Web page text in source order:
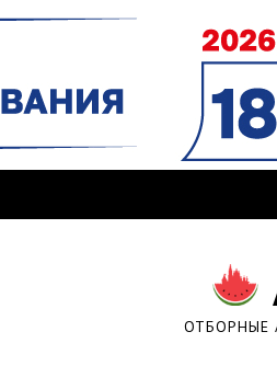
ОТБОРНЫЕ